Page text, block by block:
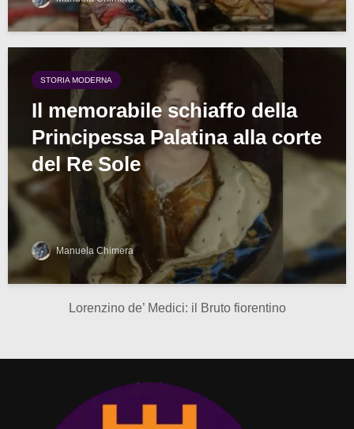
STORIA MODERNA
Il memorabile schiaffo della
Principessa Palatina alla corte
del Re Sole
Manuela Chimera
Lorenzino de’ Medici: il Bruto fiorentino